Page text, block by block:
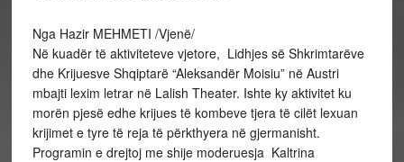
Nga Hazir MEHMETI /Vjenë/
Në kuadër të aktiviteteve vjetore, Lidhjes së Shkrimtarëve
dhe Krijuesve Shqiptarë “Aleksandër Moisiu” në Austri
mbajti lexim letrar në Lalish Theater. Ishte ky aktivitet ku
morën pjesë edhe krijues të kombeve tjera të cilët lexuan
krijimet e tyre të reja të përkthyera në gjermanisht.
Programin e drejtoj me shije moderuesja Kaltrina